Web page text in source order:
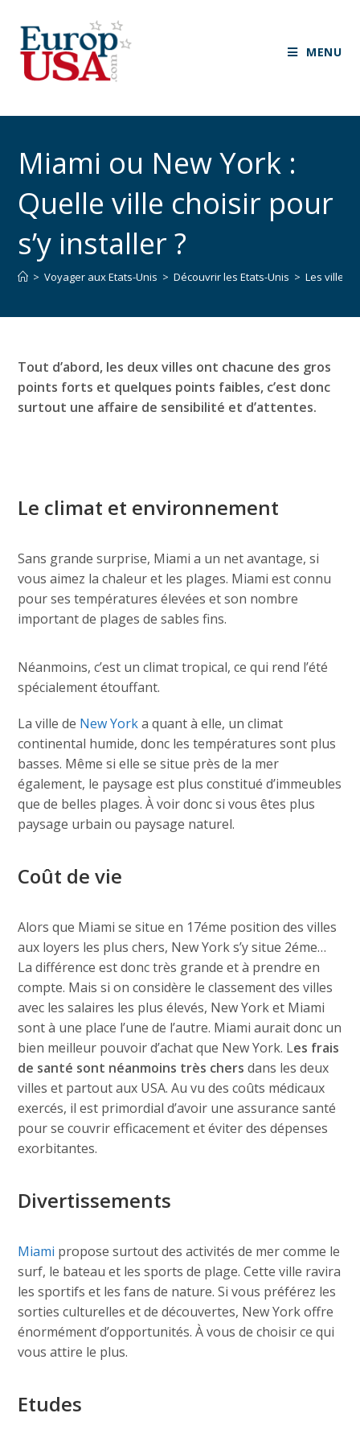
MENU
Miami ou New York :
Quelle ville choisir pour
s’y installer ?
> Voyager aux Etats-Unis > Découvrir les Etats-Unis > Les villes
Tout d’abord, les deux villes ont chacune des gros
points forts et quelques points faibles, c’est donc
surtout une affaire de sensibilité et d’attentes.
Le climat et environnement
Sans grande surprise, Miami a un net avantage, si
vous aimez la chaleur et les plages. Miami est connu
pour ses températures élevées et son nombre
important de plages de sables fins.
Néanmoins, c’est un climat tropical, ce qui rend l’été
spécialement étouffant.
La ville de New Yorka quant à elle, un climat
continental humide, donc les températures sont plus
basses. Même si elle se situe près de la mer
également, le paysage est plus constitué d’immeubles
que de belles plages. À voir donc si vous êtes plus
paysage urbain ou paysage naturel.
Coût de vie
Alors que Miami se situe en 17éme position des villes
aux loyers les plus chers, New York s’y situe 2éme…
La différence est donc très grande et à prendre en
compte. Mais si on considère le classement des villes
avec les salaires les plus élevés, New York et Miami
sont à une place l’une de l’autre. Miami aurait donc un
bien meilleur pouvoir d’achat que New York. Les frais
de santé sont néanmoins très chers dans les deux
villes et partout aux USA. Au vu des coûts médicaux
exercés, il est primordial d’avoir une assurance santé
pour se couvrir efficacement et éviter des dépenses
exorbitantes.
Divertissements
Miami propose surtout des activités de mer comme le
surf, le bateau et les sports de plage. Cette ville ravira
les sportifs et les fans de nature. Si vous préférez les
sorties culturelles et de découvertes, New York offre
énormément d’opportunités. À vous de choisir ce qui
vous attire le plus.
Etudes